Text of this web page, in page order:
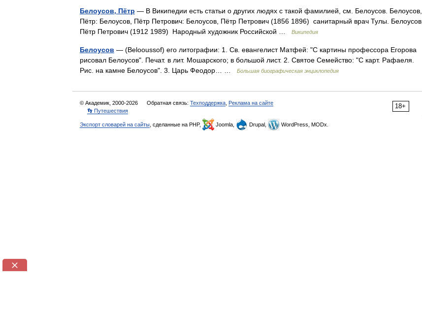
Белоусов, Пётр — В Википедии есть статьи о других людях с такой фамилией, см. Белоусов. Белоусов,
Пётр: Белоусов, Пётр Петрович: Белоусов, Пётр Петрович (1856 1896) санитарный врач Тулы. Белоусов,
Пётр Петрович (1912 1989) Народный художник Российской …
Википедия
Белоусов — (Belooussof) его литографии: 1. Св. евангелист Матфей: "С картины профессора Егорова
рисовал Белоусов". Печат. в лит. Мошарского; в большой лист. 2. Святое Семейство: "С карт. Рафаеля.
Рис. на камне Белоусов". 3. Царь Феодор… …
Большая биографическая энциклопедия
18+
© Академик, 2000-2026 Обратная связь: Техподдержка Реклама на сайте
👣 Путешествия
Экспорт словарей на сайты , сделанные на PHP, Joomla, Drupal, WordPress, MODx.